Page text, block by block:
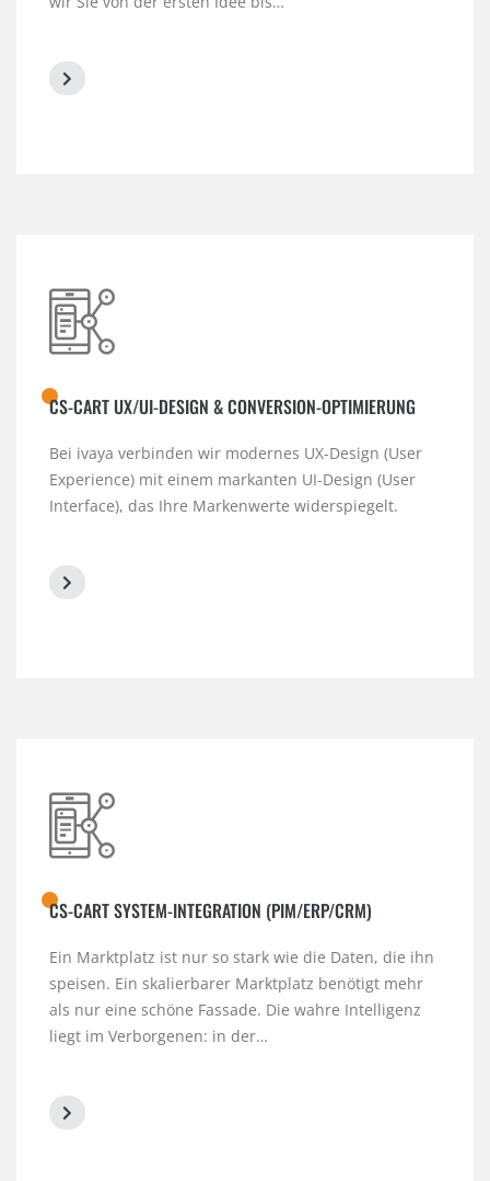
CS-CART UX/UI-DESIGN & CONVERSION-OPTIMIERUNG
Bei ivaya verbinden wir modernes UX-Design (User
Experience) mit einem markanten UI-Design (User
Interface), das Ihre Markenwerte widerspiegelt.
CS-CART SYSTEM-INTEGRATION (PIM/ERP/CRM)
Ein Marktplatz ist nur so stark wie die Daten, die ihn
speisen. Ein skalierbarer Marktplatz benötigt mehr
als nur eine schöne Fassade. Die wahre Intelligenz
liegt im Verborgenen: in der…